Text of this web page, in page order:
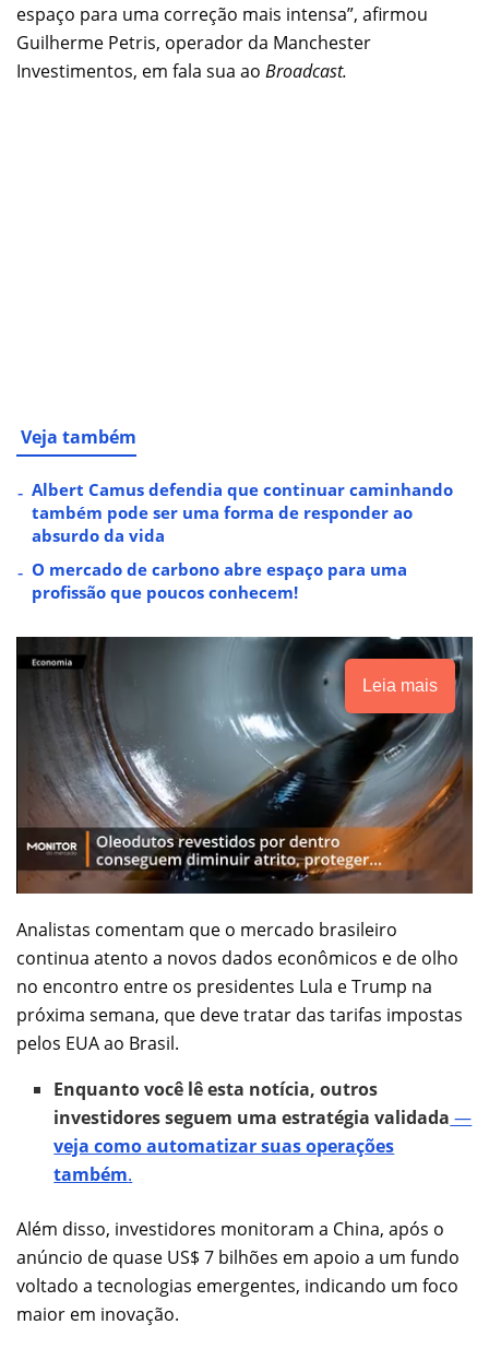
espaço para uma correção mais intensa”, afirmou
Guilherme Petris, operador da Manchester
Investimentos, em fala sua ao Broadcast.
Veja também
Albert Camus defendia que continuar caminhando
também pode ser uma forma de responder ao
absurdo da vida
O mercado de carbono abre espaço para uma
profissão que poucos conhecem!
Leia mais
Analistas comentam que o mercado brasileiro
continua atento a novos dados econômicos e de olho
no encontro entre os presidentes Lula e Trump na
próxima semana, que deve tratar das tarifas impostas
pelos EUA ao Brasil.
Enquanto você lê esta notícia, outros
investidores seguem uma estratégia validada —
veja como automatizar suas operações
também.
Além disso, investidores monitoram a China, após o
anúncio de quase US$ 7 bilhões em apoio a um fundo
voltado a tecnologias emergentes, indicando um foco
maior em inovação.